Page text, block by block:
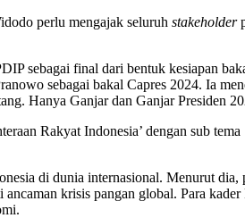
perlu mengajak seluruh stakeholder
sebagai final dari bentuk kesiapan
sebagai bakal Capres 2024. Ia
Hanya Ganjar dan Ganjar Presiden
Rakyat Indonesia’ dengan sub
di dunia internasional. Menurut
krisis pangan global. Para